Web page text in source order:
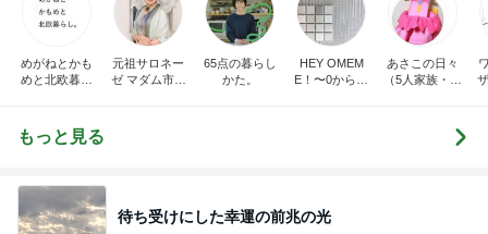
めがねとかも
めと北欧暮ら
元祖サロネー
ゼ マダム市川
65点の暮らし
かた。
HEY OMEM
E！〜0からの
あさこの日々
（5人家族・投
もっと見る
待ち受けにした幸運の前兆の光